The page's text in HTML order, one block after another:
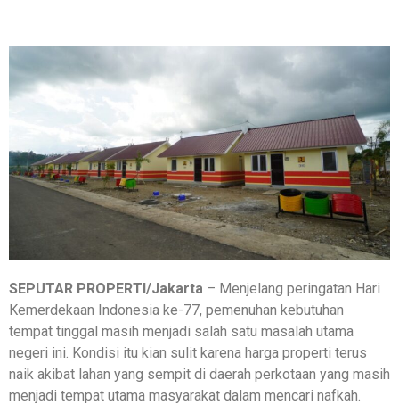
SEPUTAR PROPERTI/Jakarta – Menjelang peringatan Hari
Kemerdekaan Indonesia ke-77, pemenuhan kebutuhan
tempat tinggal masih menjadi salah satu masalah utama
negeri ini. Kondisi itu kian sulit karena harga properti terus
naik akibat lahan yang sempit di daerah perkotaan yang masih
menjadi tempat utama masyarakat dalam mencari nafkah.